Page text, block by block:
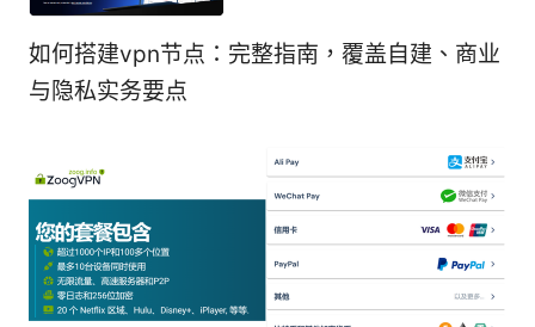
如何搭建vpn节点：完整指南，覆盖自建、商业
与隐私实务要点